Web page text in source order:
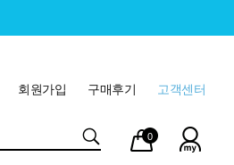
고객센터
구매후기
회원가입
마이
페이
장바
구니
0